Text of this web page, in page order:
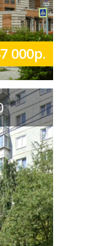
000р.